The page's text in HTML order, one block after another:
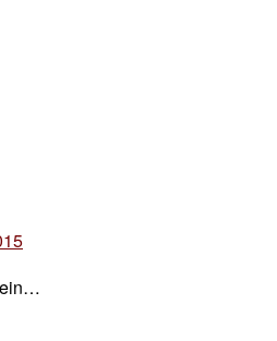
chef